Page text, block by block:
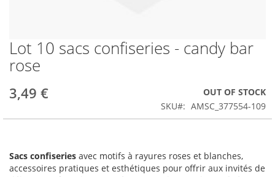
Skip
to
the
of
images
Lot 10 sacs confiseries - candy bar
rose
3,49 €
OUT OF STOCK
SKU
AMSC_377554-109
Sacs confiseries avec motifs à rayures roses et blanches,
accessoires pratiques et esthétiques pour offrir aux invités de